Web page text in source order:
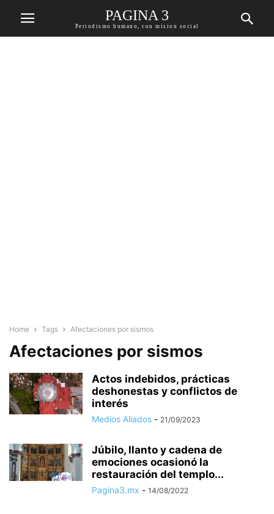
PAGINA 3
Periodismo humano, con mision social
Home Tags Afectaciones por sismos
Afectaciones por sismos
Actos indebidos, prácticas
deshonestas y conflictos de
interés
Medios Aliados - 21/09/2023
Júbilo, llanto y cadena de
emociones ocasionó la
restauración del templo...
Pagina3.mx - 14/08/2022